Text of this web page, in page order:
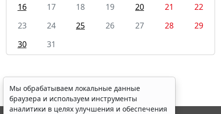
16
17 18 19 20 21
22
23
24 25 26 27 28
29
30
31
Мы обрабатываем локальные данные
браузера и используем инструменты
аналитики в целях улучшения и обеспечения